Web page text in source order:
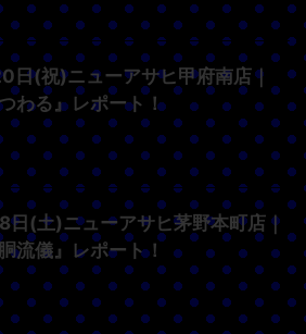
日(祝)ニューアサヒ甲府南店｜
わる』レポート！
日(土)ニューアサヒ茅野本町店｜
胴流儀』レポート！